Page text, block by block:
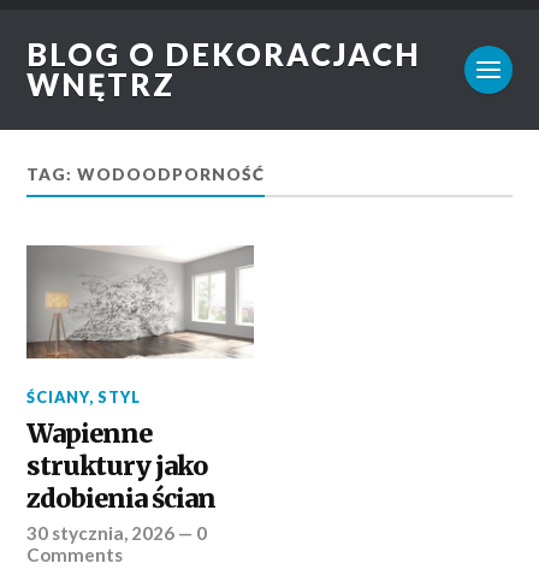
BLOG O DEKORACJACH
WNĘTRZ
TAG: WODOODPORNOŚĆ
ŚCIANY,STYL
Wapienne
struktury jako
zdobienia ścian
30 stycznia, 2026 — 0
Comments